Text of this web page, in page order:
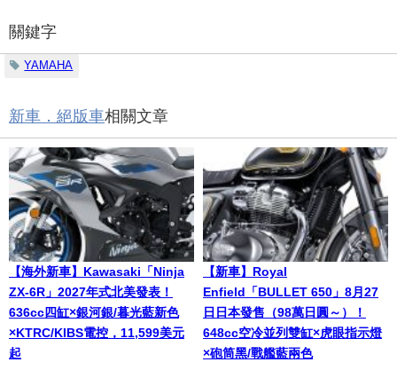
關鍵字
YAMAHA
新車．絕版車相關文章
【海外新車】Kawasaki「Ninja
ZX-6R」2027年式北美發表！
636cc四缸×銀河銀/暮光藍新色
×KTRC/KIBS電控，11,599美元
起
【新車】Royal
Enfield「BULLET 650」8月27
日日本發售（98萬日圓～）！
648cc空冷並列雙缸×虎眼指示燈
×砲筒黑/戰艦藍兩色